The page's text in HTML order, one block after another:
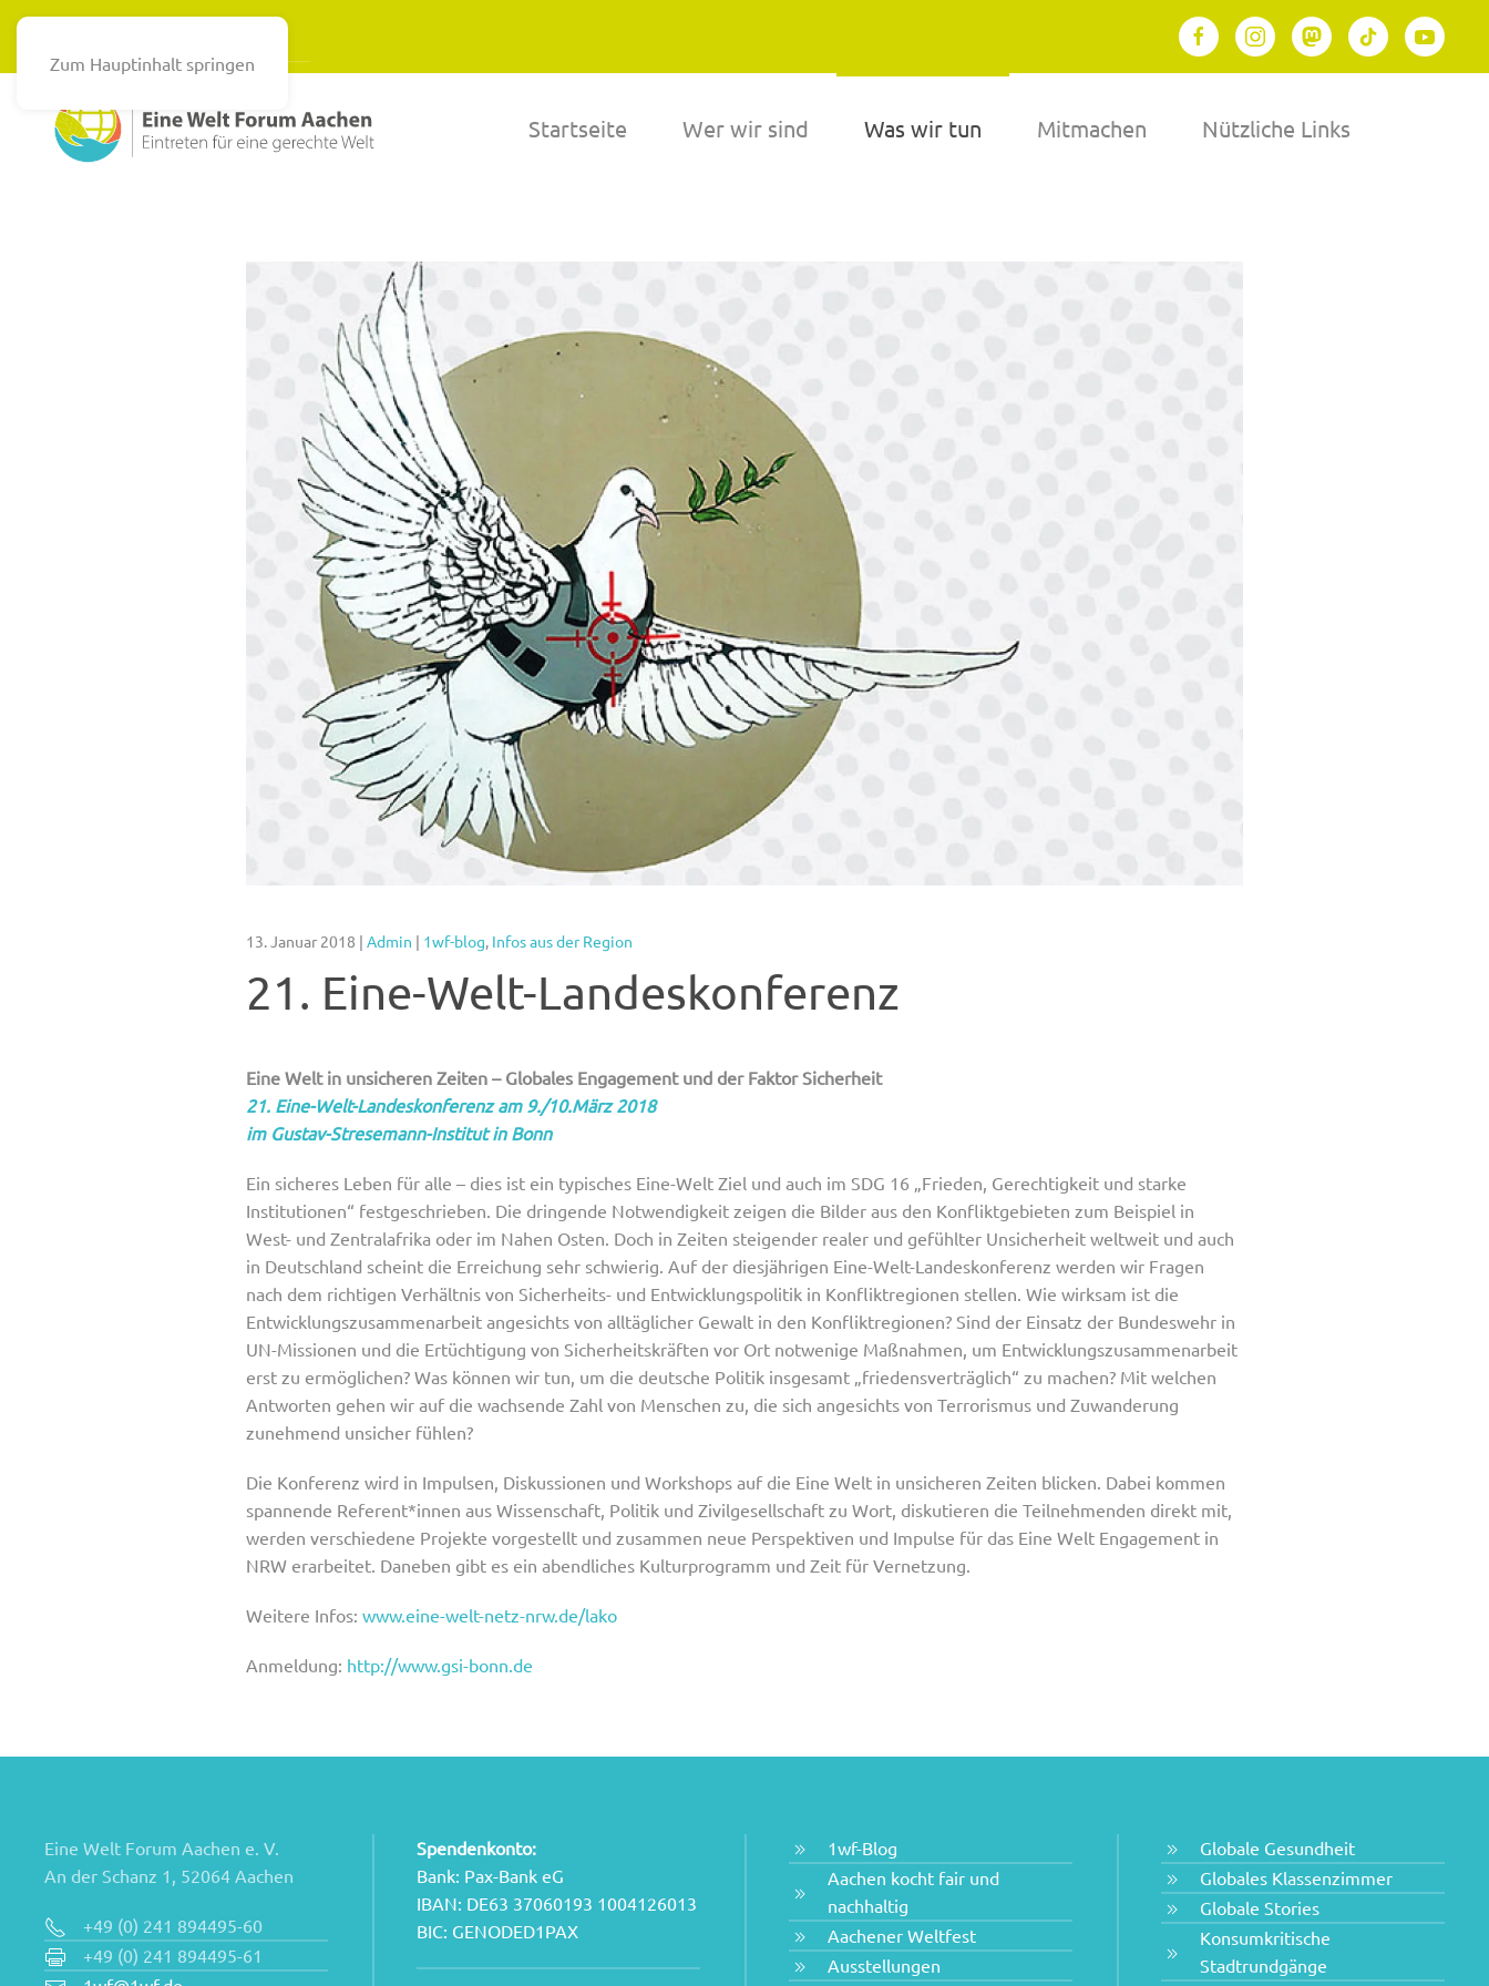
Zum Hauptinhalt springen
Startseite Wer wir sind Was wir tun Mitmachen Nützliche Links
13. Januar 2018 | Admin | 1wf-blog Infos aus der Region
21. Eine-Welt-Landeskonferenz
Eine Welt in unsicheren Zeiten – Globales Engagement und der Faktor Sicherheit
21. Eine-Welt-Landeskonferenz am 9./10.März 2018
im Gustav-Stresemann-Institut in Bonn
Ein sicheres Leben für alle – dies ist ein typisches Eine-Welt Ziel und auch im SDG 16 „Frieden, Gerechtigkeit und starke
Institutionen“ festgeschrieben. Die dringende Notwendigkeit zeigen die Bilder aus den Konfliktgebieten zum Beispiel in
West- und Zentralafrika oder im Nahen Osten. Doch in Zeiten steigender realer und gefühlter Unsicherheit weltweit und auch
in Deutschland scheint die Erreichung sehr schwierig. Auf der diesjährigen Eine-Welt-Landeskonferenz werden wir Fragen
nach dem richtigen Verhältnis von Sicherheits- und Entwicklungspolitik in Konfliktregionen stellen. Wie wirksam ist die
Entwicklungszusammenarbeit angesichts von alltäglicher Gewalt in den Konfliktregionen? Sind der Einsatz der Bundeswehr in
UN-Missionen und die Ertüchtigung von Sicherheitskräften vor Ort notwenige Maßnahmen, um Entwicklungszusammenarbeit
erst zu ermöglichen? Was können wir tun, um die deutsche Politik insgesamt „friedensverträglich“ zu machen? Mit welchen
Antworten gehen wir auf die wachsende Zahl von Menschen zu, die sich angesichts von Terrorismus und Zuwanderung
zunehmend unsicher fühlen?
Die Konferenz wird in Impulsen, Diskussionen und Workshops auf die Eine Welt in unsicheren Zeiten blicken. Dabei kommen
spannende Referent*innen aus Wissenschaft, Politik und Zivilgesellschaft zu Wort, diskutieren die Teilnehmenden direkt mit,
werden verschiedene Projekte vorgestellt und zusammen neue Perspektiven und Impulse für das Eine Welt Engagement in
NRW erarbeitet. Daneben gibt es ein abendliches Kulturprogramm und Zeit für Vernetzung.
Weitere Infos: www.eine-welt-netz-nrw.de/lako
Anmeldung: http://www.gsi-bonn.de
Eine Welt Forum Aachen e. V.
An der Schanz 1, 52064 Aachen
+49 (0) 241 894495-60
+49 (0) 241 894495-61
Spendenkonto:
Bank: Pax-Bank eG
IBAN: DE63 37060193 1004126013
BIC: GENODED1PAX
1wf-Blog
Aachen kocht fair und
nachhaltig
Aachener Weltfest
Ausstellungen
Globale Gesundheit
Globales Klassenzimmer
Globale Stories
Konsumkritische
Stadtrundgänge